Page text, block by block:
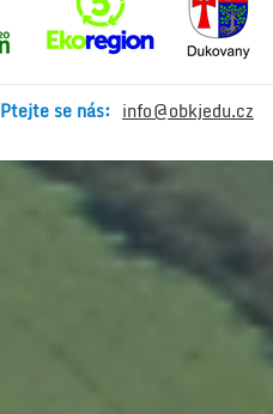
Ptejte se nás: info@obkjedu.cz